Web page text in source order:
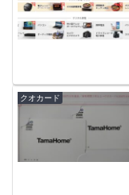
クオカード